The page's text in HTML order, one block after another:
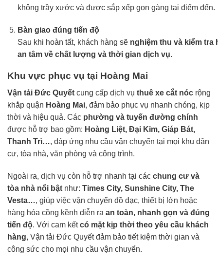
không trầy xước và được sắp xếp gọn gàng tại điểm đến.
Bàn giao đúng tiến độ
Sau khi hoàn tất, khách hàng sẽ nghiệm thu và kiểm tra
an tâm về chất lượng và thời gian dịch vụ.
Khu vực phục vụ tại Hoàng Mai
Vận tải Đức Quyết cung cấp dịch vụ thuê xe cắt nóc rộng
khắp quận Hoàng Mai, đảm bảo phục vụ nhanh chóng, kịp
thời và hiệu quả. Các phường và tuyến đường chính
được hỗ trợ bao gồm: Hoàng Liệt, Đại Kim, Giáp Bát,
Thanh Trì…, đáp ứng nhu cầu vận chuyển tại mọi khu dân
cư, tòa nhà, văn phòng và công trình.
Ngoài ra, dịch vụ còn hỗ trợ nhanh tại các chung cư và
tòa nhà nổi bật như: Times City, Sunshine City, The
Vesta…, giúp việc vận chuyển đồ đạc, thiết bị lớn hoặc
hàng hóa cồng kềnh diễn ra an toàn, nhanh gọn và đúng
tiến độ. Với cam kếtcó mặt kịp thời theo yêu cầu khách
hàng, Vận tải Đức Quyết đảm bảo tiết kiệm thời gian và
công sức cho mọi nhu cầu vận chuyển.